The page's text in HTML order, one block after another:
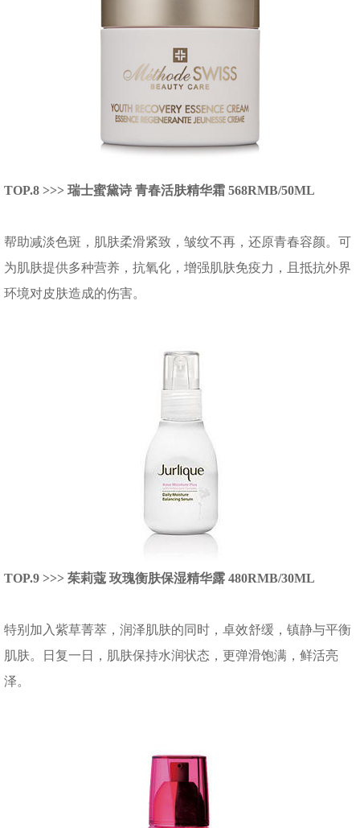
TOP.8 >>> 瑞士蜜黛诗 青春活肤精华霜 568RMB/50ML
帮助减淡色斑，肌肤柔滑紧致，皱纹不再，还原青春容颜。可
为肌肤提供多种营养，抗氧化，增强肌肤免疫力，且抵抗外界
环境对皮肤造成的伤害。
TOP.9 >>> 茱莉蔻 玫瑰衡肤保湿精华露 480RMB/30ML
特别加入紫草菁萃，润泽肌肤的同时，卓效舒缓，镇静与平衡
肌肤。日复一日，肌肤保持水润状态，更弹滑饱满，鲜活亮
泽。